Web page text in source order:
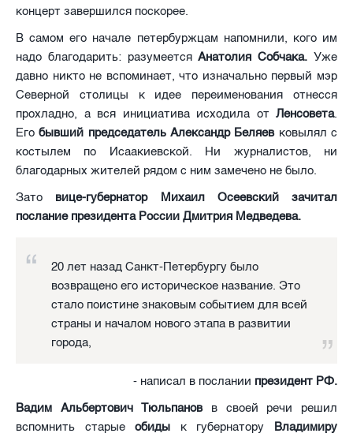
концерт завершился поскорее.
В самом его начале петербуржцам напомнили, кого им
надо благодарить: разумеетсяАнатолия Собчака. Уже
давно никто не вспоминает, что изначально первый мэр
Северной столицы к идее переименования отнесся
прохладно, а вся инициатива исходила от Ленсовета.
Егобывший председатель Александр Беляевковылял с
костылем по Исаакиевской. Ни журналистов, ни
благодарных жителей рядом с ним замечено не было.
Зато вице-губернатор Михаил Осеевский зачитал
послание президента России Дмитрия Медведева.
20 лет назад Санкт-Петербургу было
возвращено его историческое название. Это
стало поистине знаковым событием для всей
страны и началом нового этапа в развитии
города,
- написал в послании президент РФ.
Вадим Альбертович Тюльпановв своей речи решил
вспомнить старыеобиды к губернатору Владимиру